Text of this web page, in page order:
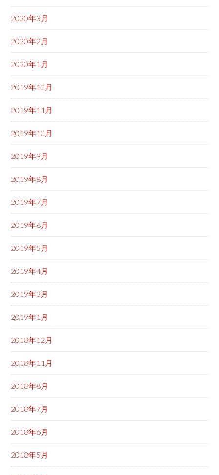
2020年3月
2020年2月
2020年1月
2019年12月
2019年11月
2019年10月
2019年9月
2019年8月
2019年7月
2019年6月
2019年5月
2019年4月
2019年3月
2019年1月
2018年12月
2018年11月
2018年8月
2018年7月
2018年6月
2018年5月